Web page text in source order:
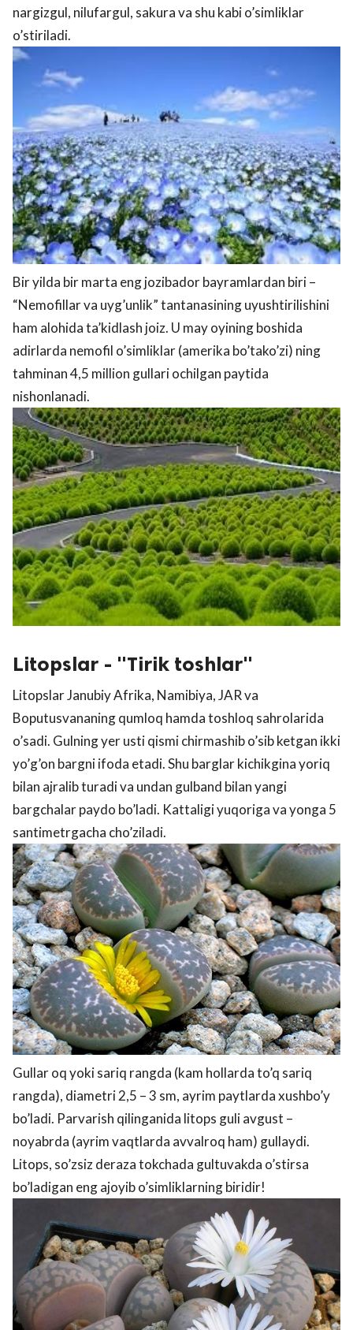
nargizgul, nilufargul, sakura va shu kabi o’simliklar
o’stiriladi.
Bir yilda bir marta eng jozibador bayramlardan biri –
“Nemofillar va uyg’unlik” tantanasining uyushtirilishini
ham alohida ta’kidlash joiz. U may oyining boshida
adirlarda nemofil o’simliklar (amerika bo’tako’zi) ning
tahminan 4,5 million gullari ochilgan paytida
nishonlanadi.
Litopslar - "Tirik toshlar"
Litopslar Janubiy Afrika, Namibiya, JAR va
Boputusvananing qumloq hamda toshloq sahrolarida
o’sadi. Gulning yer usti qismi chirmashib o’sib ketgan ikki
yo’g’on bargni ifoda etadi. Shu barglar kichikgina yoriq
bilan ajralib turadi va undan gulband bilan yangi
bargchalar paydo bo’ladi. Kattaligi yuqoriga va yonga 5
santimetrgacha cho’ziladi.
Gullar oq yoki sariq rangda (kam hollarda to’q sariq
rangda), diametri 2,5 – 3 sm, ayrim paytlarda xushbo’y
bo’ladi. Parvarish qilinganida litops guli avgust –
noyabrda (ayrim vaqtlarda avvalroq ham) gullaydi.
Litops, so’zsiz deraza tokchada gultuvakda o’stirsa
bo’ladigan eng ajoyib o’simliklarning biridir!